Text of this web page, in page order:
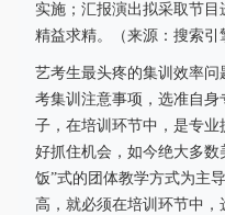
实施；汇报演出拟采取节目
精益求精。（来源：搜索引
艺考生最头疼的集训效率
考集训注意事项，选准自身
子，在培训环节中，是专
好抓住机会，如今绝大多
饭”式的团体教学方式为主
高，就必须在培训环节中